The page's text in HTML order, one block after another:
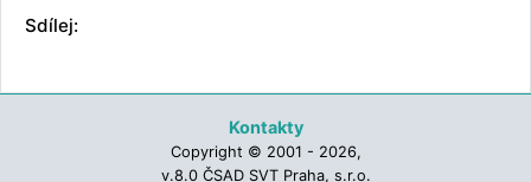
Sdílej:
Kontakty
Copyright © 2001 - 2026,
v.8.0 ČSAD SVT Praha, s.r.o.